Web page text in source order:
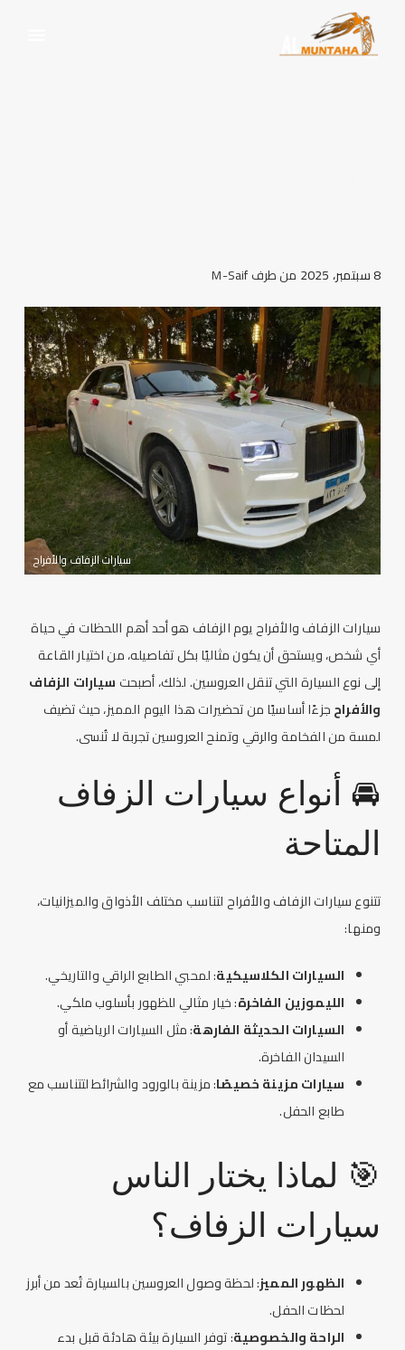
8 سبتمبر، 2025 من طرفM-Saif
سيارات الزفاف والأفراح
سيارات الزفافوالأفراح يوم الزفاف هو أحد أهم اللحظات في حياة
أي شخص، ويستحق أن يكون مثاليًا بكل تفاصيله، من اختيار القاعة
إلى نوع السيارة التي تنقل العروسين. لذلك، أصبحت سيارات الزفاف
والأفراحجزءًا أساسيًا من تحضيرات هذا اليوم المميز، حيث تضيف
لمسة منالفخامة والرقي وتمنح العروسين تجربة لا تُنسى.
🚘 أنواع سيارات الزفاف
المتاحة
تتنوعسيارات الزفافوالأفراح لتناسب مختلف الأذواقوالميزانيات،
ومنها:
السيارات الكلاسيكية: لمحبي الطابع الراقي والتاريخي.
الليموزين الفاخرة: خيار مثالي للظهور بأسلوب ملكي.
السيارات الحديثة الفارهة: مثل السيارات الرياضية أو
السيدان الفاخرة.
سيارات مزينة خصيصًا: مزينة بالورود والشرائط لتتناسب مع
طابع الحفل.
🎯 لماذا يختار الناس
سيارات الزفاف؟
الظهور المميز: لحظة وصول العروسين بالسيارة تُعد من أبرز
لحظات الحفل.
الراحة والخصوصية: توفر السيارة بيئة هادئة قبل بدء